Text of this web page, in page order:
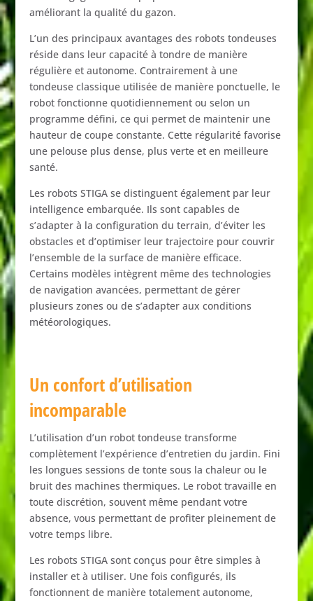
améliorant laqualitédugazon.
L’undes principauxavantagesdes robotstondeuses
résidedans leurcapacitéàtondrede manière
régulièreetautonome. Contrairementà une
tondeuseclassique utiliséede manière ponctuelle, le
robotfonctionnequotidiennementouselon un
programmedéfini,cequi permetde maintenir une
hauteurdecoupeconstante. Cette régularitéfavorise
une pelouse plusdense, plusverteeten meilleure
santé.
Les robotsSTIGAsedistinguentégalement par leur
intelligenceembarquée. Ilssontcapablesde
s’adapterà laconfigurationduterrain,d’éviter les
obstaclesetd’optimiser leurtrajectoire pourcouvrir
l’ensemblede lasurfacede manièreefficace.
Certains modèles intègrent mêmedestechnologies
de navigationavancées, permettantdegérer
plusieurszonesoudes’adapterauxconditions
météorologiques.
Un confortd’utilisation
incomparable
L’utilisationd’un robottondeusetransforme
complètement l’expérienced’entretiendu jardin. Fini
les longuessessionsdetontesous lachaleurou le
bruitdes machinesthermiques. Le robottravailleen
toutediscrétion,souvent même pendantvotre
absence,vous permettantde profiter pleinementde
votretemps libre.
Les robotsSTIGAsontconçus pourêtresimplesà
installeretà utiliser. Unefoisconfigurés, ils
fonctionnentde manièretotalementautonome,